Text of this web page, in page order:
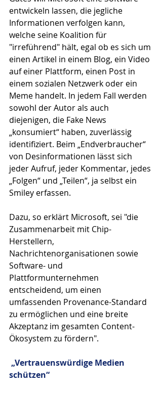
entwickeln lassen, die jegliche
Informationen verfolgen kann,
welche seine Koalition für
"irreführend" hält, egal ob es sich um
einen Artikel in einem Blog, ein Video
auf einer Plattform, einen Post in
einem sozialen Netzwerk oder ein
Meme handelt. In jedem Fall werden
sowohl der Autor als auch
diejenigen, die Fake News
„konsumiert“ haben, zuverlässig
identifiziert. Beim „Endverbraucher“
von Desinformationen lässt sich
jeder Aufruf, jeder Kommentar, jedes
„Folgen“ und „Teilen“, ja selbst ein
Smiley erfassen.
Dazu, so erklärt Microsoft, sei "die
Zusammenarbeit mit Chip-
Herstellern,
Nachrichtenorganisationen sowie
Software- und
Plattformunternehmen
entscheidend, um einen
umfassenden Provenance-Standard
zu ermöglichen und eine breite
Akzeptanz im gesamten Content-
Ökosystem zu fördern".
„Vertrauenswürdige Medien
schützen“